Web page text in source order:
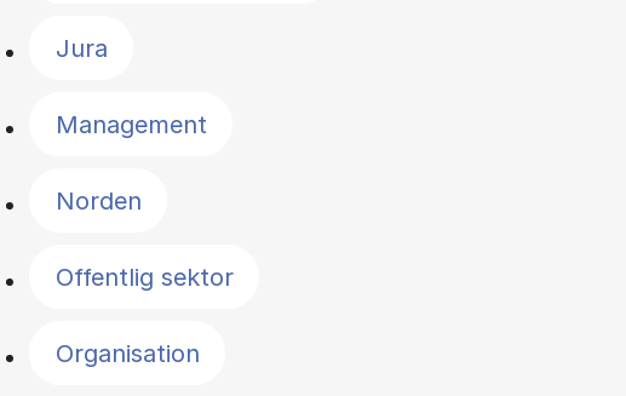
Jura
Management
Norden
Offentlig sektor
Organisation